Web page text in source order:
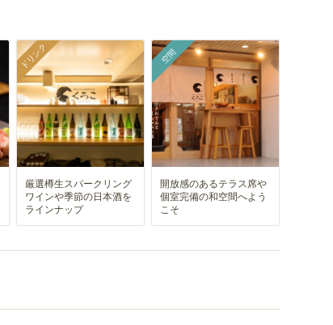
ドリンク
厳選樽生スパークリング
ワインや季節の日本酒を
ラインナップ
空間
開放感のあるテラス席や
個室完備の和空間へよう
こそ